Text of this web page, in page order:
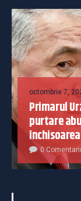
octombrie 7,
Primarul
purtare
0